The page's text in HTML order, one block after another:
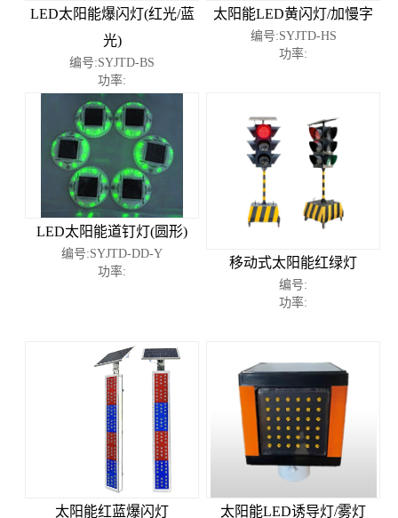
LED太阳能爆闪灯(红光/蓝
光)
编号:SYJTD-BS
功率:
太阳能LED黄闪灯/加慢字
编号:SYJTD-HS
功率:
LED太阳能道钉灯(圆形)
编号:SYJTD-DD-Y
功率:
移动式太阳能红绿灯
编号:
功率:
太阳能红蓝爆闪灯 太阳能LED诱导灯/雾灯